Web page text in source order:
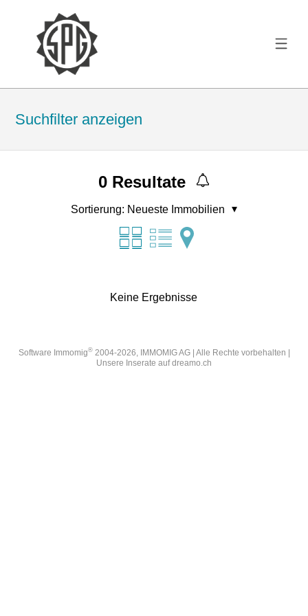
Suchfilter anzeigen
0Resultate
Sortierung: Neueste Immobilien
Keine Ergebnisse
Software Immomig®2004-2026, IMMOMIG AG | Alle Rechte vorbehalten |
Unsere Inserate aufdreamo.ch